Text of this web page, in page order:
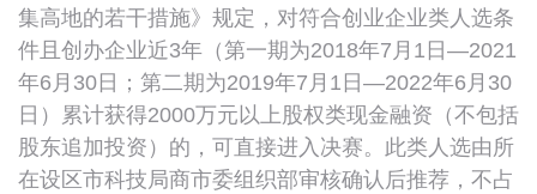
集高地的若干措施》规定，对符合创业企业类人选条
件且创办企业近3年（第一期为2018年7月1日—2021
年6月30日；第二期为2019年7月1日—2022年6月30
日）累计获得2000万元以上股权类现金融资（不包括
股东追加投资）的，可直接进入决赛。此类人选由所
在设区市科技局商市委组织部审核确认后推荐，不占